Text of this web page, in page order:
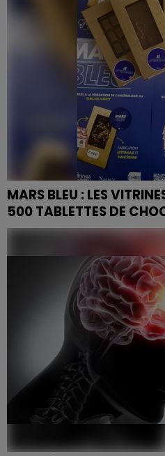
MARS BLEU : LES
500 TABLETTES DE
Acheter des tablettes de